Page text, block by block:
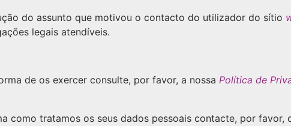
do assunto que motivou o contacto do utilizador do sítio
legais atendíveis.
de os exercer consulte, por favor, a nossa Política de
como tratamos os seus dados pessoais contacte, por favor,